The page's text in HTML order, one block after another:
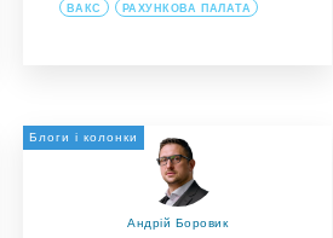
ВАКС РАХУНКОВА ПАЛАТА
Блоги і колонки
Андрій Боровик